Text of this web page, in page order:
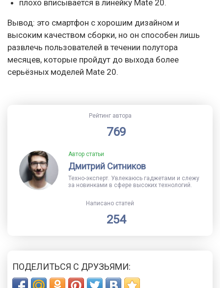
плохо вписывается в линейку Mate 20.
Вывод: это смартфон с хорошим дизайном и
высоким качеством сборки, но он способен лишь
развлечь пользователей в течении полутора
месяцев, которые пройдут до выхода более
серьёзных моделей Mate 20.
Рейтинг автора
769
Автор статьи
Дмитрий Ситников
Техно-эксперт. Увлекаюсь гаджетами и слежу
за новинками в сфере высоких технологий.
Написано статей
254
ПОДЕЛИТЬСЯ С ДРУЗЬЯМИ: